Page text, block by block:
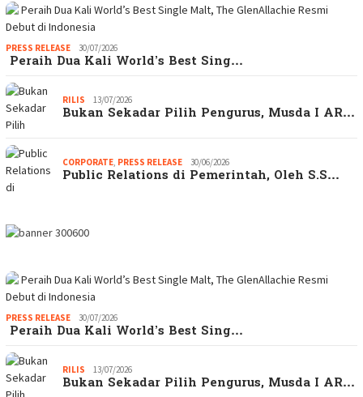
PRESS RELEASE 30/07/2026
Peraih Dua Kali World’s Best Sing…
RILIS 13/07/2026
Bukan Sekadar Pilih Pengurus, Musda I AR…
CORPORATE, PRESS RELEASE 30/06/2026
Public Relations di Pemerintah, Oleh S.S…
PRESS RELEASE 30/07/2026
Peraih Dua Kali World’s Best Sing…
RILIS 13/07/2026
Bukan Sekadar Pilih Pengurus, Musda I AR…